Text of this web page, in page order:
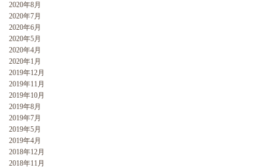
2020年8月
2020年7月
2020年6月
2020年5月
2020年4月
2020年1月
2019年12月
2019年11月
2019年10月
2019年8月
2019年7月
2019年5月
2019年4月
2018年12月
2018年11月